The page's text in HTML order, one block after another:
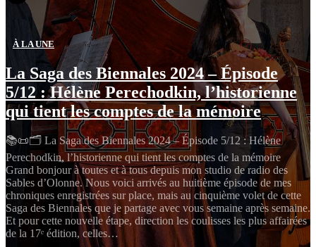
À LA UNE
La Saga des Biennales 2024 – Épisode
5/12 : Hélène Perechodkin, l’historienne
qui tient les comptes de la mémoire
📚📜🗂️ La Saga des Biennales 2024 – Épisode 5/12 : Hélène
Perechodkin, l’historienne qui tient les comptes de la mémoire
Grand bonjour à toutes et à tous depuis mon studio de radio des
Sables d’Olonne. Nous voici arrivés au huitième épisode de mes
chroniques enregistrées sur place, mais au cinquième volet de cette
Saga des Biennales que je partage avec vous semaine après semaine.
Et pour cette nouvelle étape, direction les coulisses les plus affairées
de la 17ᵉ édition, celles…